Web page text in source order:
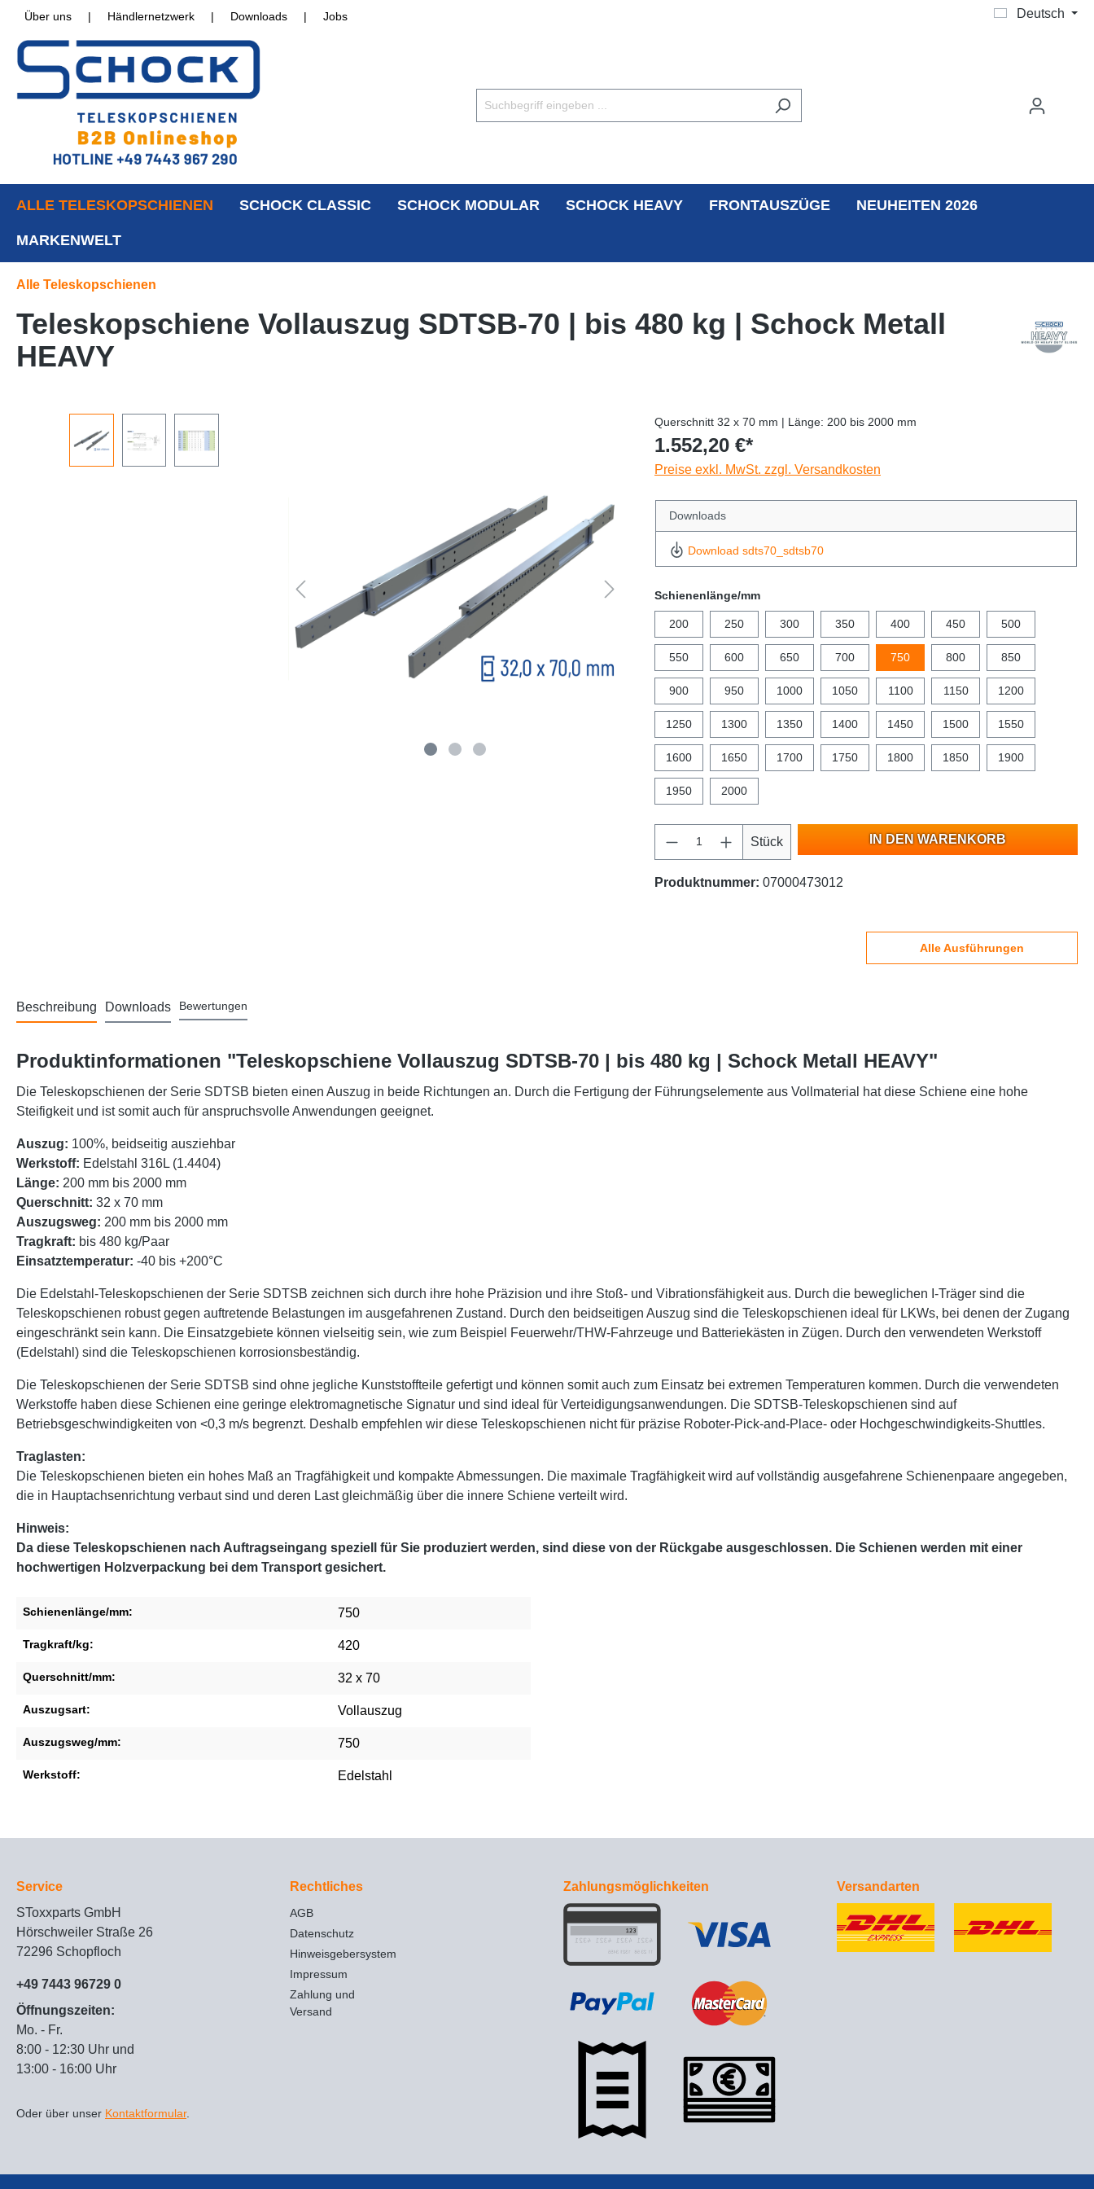
Über uns | Händlernetzwerk | Downloads | Jobs Deutsch
ALLE TELESKOPSCHIENEN SCHOCK CLASSIC SCHOCK MODULAR SCHOCK HEAVY FRONTAUSZÜGE NEUHEITEN 2026
MARKENWELT
Alle Teleskopschienen
Teleskopschiene Vollauszug SDTSB-70 | bis 480 kg | Schock Metall
HEAVY
Querschnitt 32 x 70 mm | Länge: 200 bis 2000 mm
1.552,20 €*
Preise exkl. MwSt. zzgl. Versandkosten
Downloads
Download sdts70_sdtsb70
Schienenlänge/mm
200 250 300 350 400 450 500
550 600 650 700 750 800 850
900 950 1000 1050 1100 1150 1200
1250 1300 1350 1400 1450 1500 1550
1600 1650 1700 1750 1800 1850 1900
1950 2000
Stück IN DEN WARENKORB
Produktnummer: 07000473012
Alle Ausführungen
Beschreibung Downloads Bewertungen
Produktinformationen "Teleskopschiene Vollauszug SDTSB-70 | bis 480 kg | Schock Metall HEAVY"
Die Teleskopschienen der Serie SDTSB bieten einen Auszug in beide Richtungen an. Durch die Fertigung der Führungselemente aus Vollmaterial hat diese Schiene eine hohe
Steifigkeit und ist somit auch für anspruchsvolle Anwendungen geeignet.
Auszug: 100%, beidseitig ausziehbar
Werkstoff: Edelstahl 316L (1.4404)
Länge: 200 mm bis 2000 mm
Querschnitt: 32 x 70 mm
Auszugsweg: 200 mm bis 2000 mm
Tragkraft: bis 480 kg/Paar
Einsatztemperatur: -40 bis +200°C
Die Edelstahl-Teleskopschienen der Serie SDTSB zeichnen sich durch ihre hohe Präzision und ihre Stoß- und Vibrationsfähigkeit aus. Durch die beweglichen I-Träger sind die
Teleskopschienen robust gegen auftretende Belastungen im ausgefahrenen Zustand. Durch den beidseitigen Auszug sind die Teleskopschienen ideal für LKWs, bei denen der Zugang
eingeschränkt sein kann. Die Einsatzgebiete können vielseitig sein, wie zum Beispiel Feuerwehr/THW-Fahrzeuge und Batteriekästen in Zügen. Durch den verwendeten Werkstoff
(Edelstahl) sind die Teleskopschienen korrosionsbeständig.
Die Teleskopschienen der Serie SDTSB sind ohne jegliche Kunststoffteile gefertigt und können somit auch zum Einsatz bei extremen Temperaturen kommen. Durch die verwendeten
Werkstoffe haben diese Schienen eine geringe elektromagnetische Signatur und sind ideal für Verteidigungsanwendungen. Die SDTSB-Teleskopschienen sind auf
Betriebsgeschwindigkeiten von <0,3 m/s begrenzt. Deshalb empfehlen wir diese Teleskopschienen nicht für präzise Roboter-Pick-and-Place- oder Hochgeschwindigkeits-Shuttles.
Traglasten:
Die Teleskopschienen bieten ein hohes Maß an Tragfähigkeit und kompakte Abmessungen. Die maximale Tragfähigkeit wird auf vollständig ausgefahrene Schienenpaare angegeben,
die in Hauptachsenrichtung verbaut sind und deren Last gleichmäßig über die innere Schiene verteilt wird.
Hinweis:
Da diese Teleskopschienen nach Auftragseingang speziell für Sie produziert werden, sind diese von der Rückgabe ausgeschlossen. Die Schienen werden mit einer
hochwertigen Holzverpackung bei dem Transport gesichert.
Schienenlänge/mm: 750
Tragkraft/kg: 420
Querschnitt/mm: 32 x 70
Auszugsart: Vollauszug
Auszugsweg/mm: 750
Werkstoff: Edelstahl
Service
SToxxparts GmbH
Hörschweiler Straße 26
72296 Schopfloch
+49 7443 96729 0
Öffnungszeiten:
Mo. - Fr.
8:00 - 12:30 Uhr und
13:00 - 16:00 Uhr
Oder über unser Kontaktformular.
Rechtliches
AGB
Datenschutz
Hinweisgebersystem
Impressum
Zahlung und
Versand
Zahlungsmöglichkeiten Versandarten